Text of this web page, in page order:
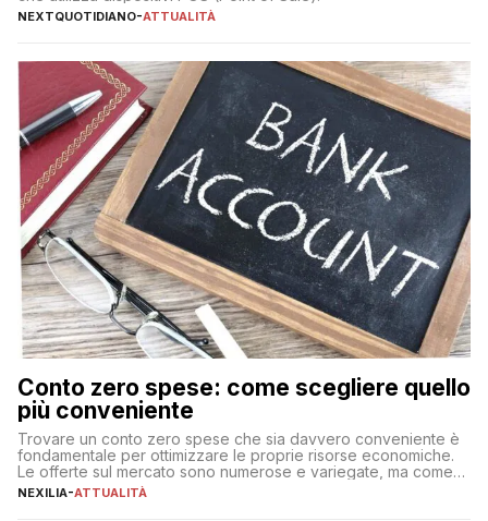
NEXTQUOTIDIANO-ATTUALITÀ
Conto zero spese: come scegliere quello
più conveniente
Trovare un conto zero spese che sia davvero conveniente è
fondamentale per ottimizzare le proprie risorse economiche.
Le offerte sul mercato sono numerose e variegate, ma come
individuare quella più adatta alle proprie esigenze senza
NEXILIA-ATTUALITÀ